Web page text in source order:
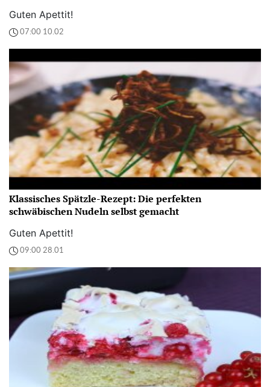
Guten Apettit!
07:00 10.02
Klassisches Spätzle-Rezept: Die perfekten
schwäbischen Nudeln selbst gemacht
Guten Apettit!
09:00 28.01